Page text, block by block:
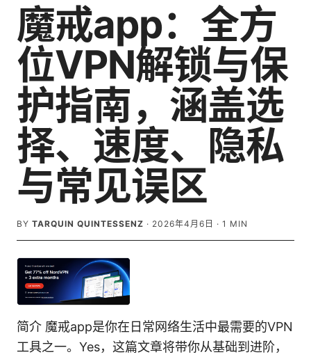
魔戒app：全方
位VPN解锁与保
护指南，涵盖选
择、速度、隐私
与常见误区
BY TARQUIN QUINTESSENZ · 2026年4月6日 · 1 MIN
简介 魔戒app是你在日常网络生活中最需要的VPN
工具之一。Yes，这篇文章将带你从基础到进阶，